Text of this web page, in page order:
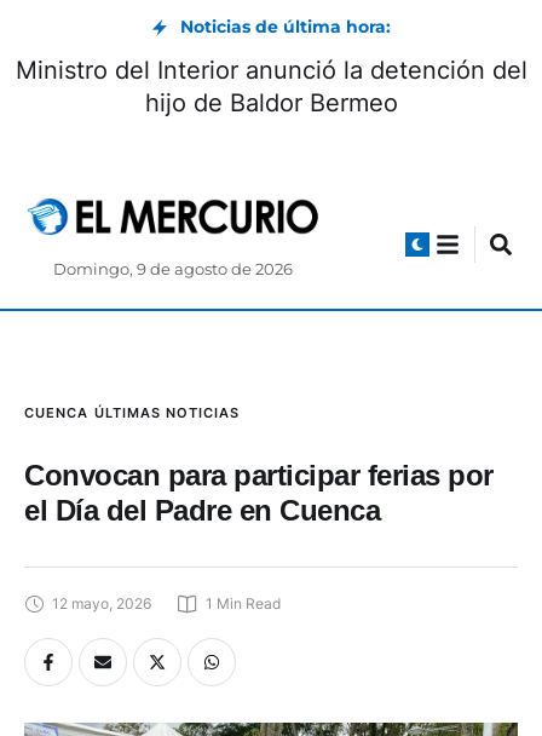
Noticias de última hora:
Ministro del Interior anunció la detención del
hijo de Baldor Bermeo
Domingo, 9 de agosto de 2026
CUENCA ÚLTIMAS NOTICIAS
Convocan para participar ferias por
el Día del Padre en Cuenca
12 mayo, 2026 1 Min Read